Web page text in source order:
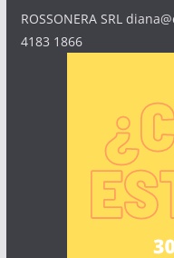
ROSSONERA SRL
4183 1866